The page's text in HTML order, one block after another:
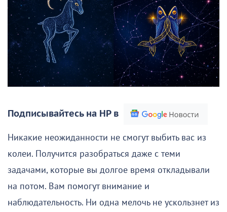
Подписывайтесь на НР в
Никакие неожиданности не смогут выбить вас из
колеи. Получится разобраться даже с теми
задачами, которые вы долгое время откладывали
на потом. Вам помогут внимание и
наблюдательность. Ни одна мелочь не ускользнет из